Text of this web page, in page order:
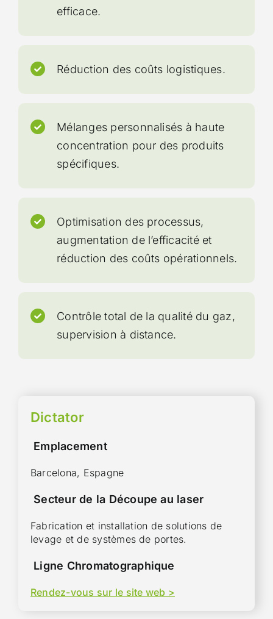
efficace.
Réduction des coûts logistiques.
Mélanges personnalisés à haute
concentration pour des produits
spécifiques.
Optimisation des processus,
augmentation de l’efficacité et
réduction des coûts opérationnels.
Contrôle total de la qualité du gaz,
supervision à distance.
Dictator
Emplacement
Barcelona, Espagne
Secteur de la Découpe au laser
Fabrication et installation de solutions de
levage et de systèmes de portes.
Ligne Chromatographique
Rendez-vous sur le site web >